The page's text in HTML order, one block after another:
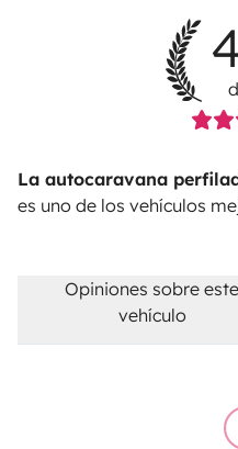
La autocaravana
es uno de los vehículos
Opiniones sobre este
vehículo